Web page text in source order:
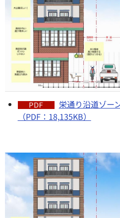
栄通り沿道ゾー
（PDF：18,135KB）